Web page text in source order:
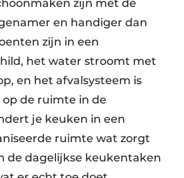
zijn met de
en handiger dan
zijn in een
het water stroomt met
en het afvalsysteem is
de ruimte in de
je keuken in een
ruimte wat zorgt
de dagelijkse keukentaken